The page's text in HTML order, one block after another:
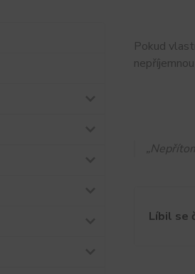
Pokud
Líbil se